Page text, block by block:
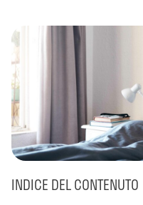
INDICE DEL CONTENUTO